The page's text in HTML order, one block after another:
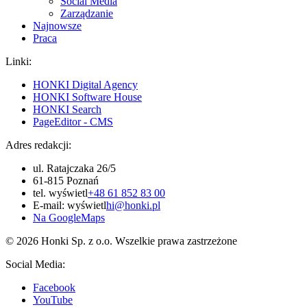
Zarządzanie
Najnowsze
Praca
Linki:
HONKI Digital Agency
HONKI Software House
HONKI Search
PageEditor - CMS
Adres redakcji:
ul. Ratajczaka 26/5
61-815 Poznań
tel. wyświetl+48 61 852 83 00
E-mail: wyświetlhi@honki.pl
Na GoogleMaps
© 2026 Honki Sp. z o.o. Wszelkie prawa zastrzeżone
Social Media:
Facebook
YouTube